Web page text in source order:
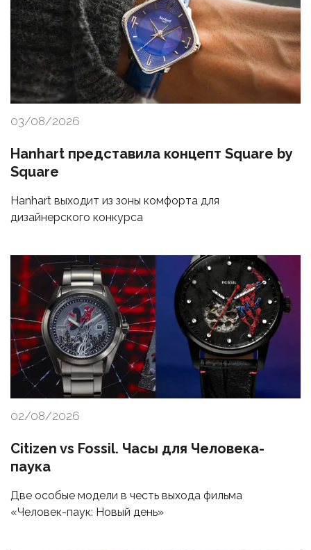
03/08/2026
Hanhart представила концепт Square by
Square
Hanhart выходит из зоны комфорта для
дизайнерского конкурса
02/08/2026
Citizen vs Fossil. Часы для Человека-
паука
Две особые модели в честь выхода фильма
«Человек-паук: Новый день»